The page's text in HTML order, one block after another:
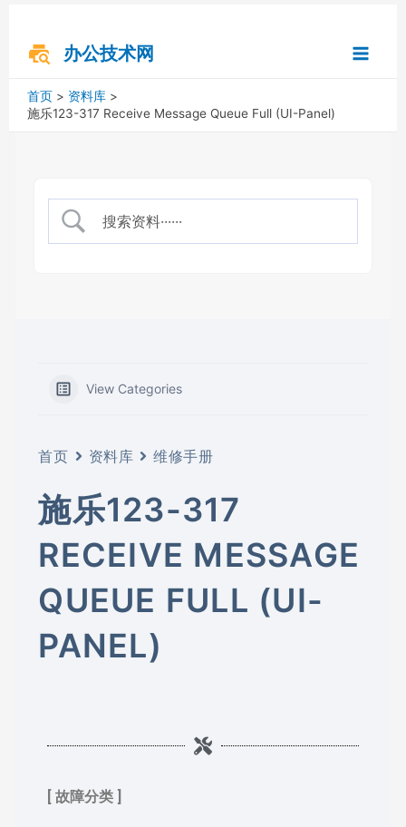
办公技术网
Menu
首页
资料库
施乐123-317 Receive Message Queue Full (UI-Panel)
View Categories
首页 资料库 维修手册
施乐123-317
RECEIVE MESSAGE
QUEUE FULL (UI-
PANEL)
[ 故障分类 ]